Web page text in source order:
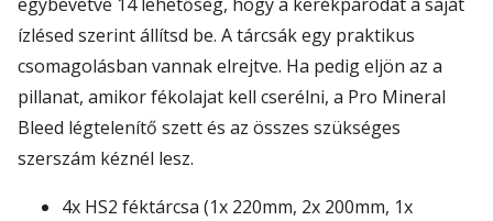
ízlésed szerint állítsd be. A tárcsák egy praktikus
csomagolásban vannak elrejtve. Ha pedig eljön az a
pillanat, amikor fékolajat kell cserélni, a Pro Mineral
Bleed légtelenítő szett és az összes szükséges
szerszám kéznél lesz.
4x HS2 féktárcsa (1x 220mm, 2x 200mm, 1x